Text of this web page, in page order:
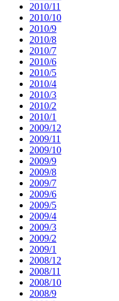
2010/11
2010/10
2010/9
2010/8
2010/7
2010/6
2010/5
2010/4
2010/3
2010/2
2010/1
2009/12
2009/11
2009/10
2009/9
2009/8
2009/7
2009/6
2009/5
2009/4
2009/3
2009/2
2009/1
2008/12
2008/11
2008/10
2008/9